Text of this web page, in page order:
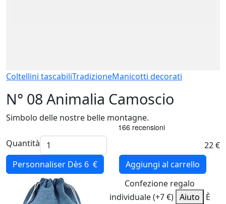
Coltellini tascabiliTradizioneManicotti decorati
N° 08 Animalia Camoscio
Simbolo delle nostre belle montagne.
Quantità
22 €
Personnaliser Dès 6 €
Aggiungi al carrello
Confezione regalo
individuale (+7 €) Aiuto
È